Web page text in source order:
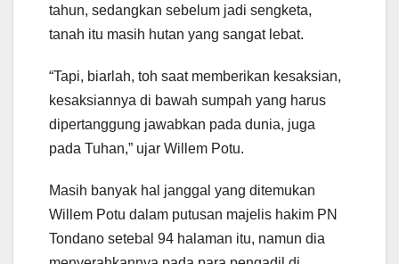
tahun, sedangkan sebelum jadi sengketa,
tanah itu masih hutan yang sangat lebat.
“Tapi, biarlah, toh saat memberikan kesaksian,
kesaksiannya di bawah sumpah yang harus
dipertanggung jawabkan pada dunia, juga
pada Tuhan,” ujar Willem Potu.
Masih banyak hal janggal yang ditemukan
Willem Potu dalam putusan majelis hakim PN
Tondano setebal 94 halaman itu, namun dia